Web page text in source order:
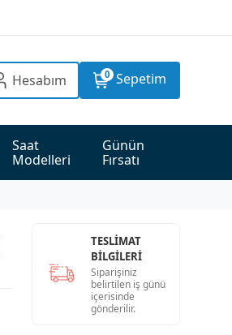
Hesabım 0 Sepetim
Saat
Modelleri
Günün
Fırsatı
TESLİMAT
BİLGİLERİ
Siparişiniz
belirtilen iş günü
içerisinde
gönderilir.